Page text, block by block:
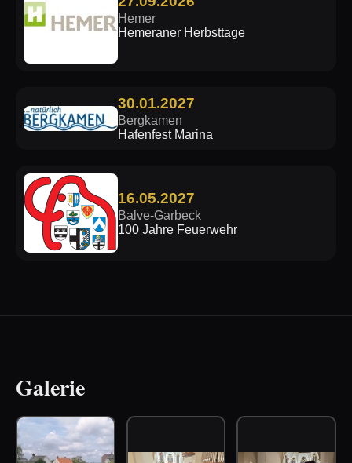
Hemer
Hemeraner Herbsttage
30.01.2027
Bergkamen
Hafenfest Marina
16.05.2027
Balve-Garbeck
100 Jahre Feuerwehr
Galerie